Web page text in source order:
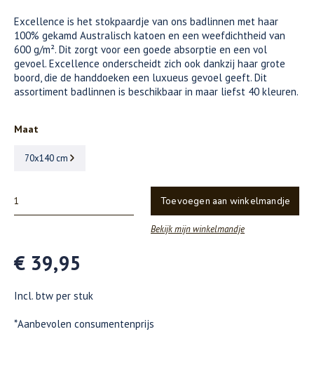
Excellence is het stokpaardje van ons badlinnen met haar
100% gekamd Australisch katoen en een weefdichtheid van
600 g/m². Dit zorgt voor een goede absorptie en een vol
gevoel. Excellence onderscheidt zich ook dankzij haar grote
boord, die de handdoeken een luxueus gevoel geeft. Dit
assortiment badlinnen is beschikbaar in maar liefst 40 kleuren.
Maat
70x140 cm
Toevoegen aan winkelmandje
Bekijk mijn winkelmandje
€ 39,95
Incl. btw per stuk
*Aanbevolen consumentenprijs